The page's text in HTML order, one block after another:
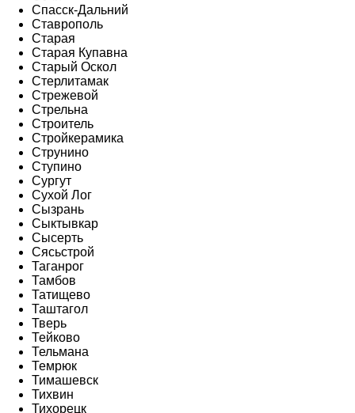
Спасск-Дальний
Ставрополь
Старая
Старая Купавна
Старый Оскол
Стерлитамак
Стрежевой
Стрельна
Строитель
Стройкерамика
Струнино
Ступино
Сургут
Сухой Лог
Сызрань
Сыктывкар
Сысерть
Сясьстрой
Таганрог
Тамбов
Татищево
Таштагол
Тверь
Тейково
Тельмана
Темрюк
Тимашевск
Тихвин
Тихорецк